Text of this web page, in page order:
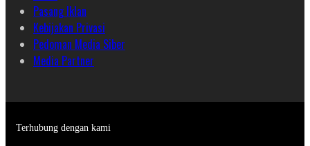
Pasang Iklan
Kebijakan Privasi
Pedoman Media Siber
Media Partner
Terhubung dengan kami